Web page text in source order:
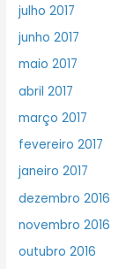
julho 2017
junho 2017
maio 2017
abril 2017
março 2017
fevereiro 2017
janeiro 2017
dezembro 2016
novembro 2016
outubro 2016